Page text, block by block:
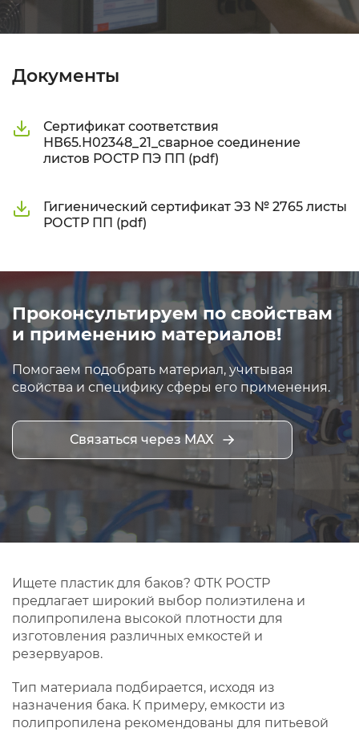
Документы
Сертификат соответствия
НВ65.Н02348_21_сварное соединение
листов РОСТР ПЭ ПП (pdf)
Гигиенический сертификат ЭЗ № 2765 листы
РОСТР ПП (pdf)
Проконсультируем по свойствам
и применению материалов!
Помогаем подобрать материал, учитывая
свойства и специфику сферы его применения.
Связаться через MAX
Ищете пластик для баков? ФТК РОСТР
предлагает широкий выбор полиэтилена и
полипропилена высокой плотности для
изготовления различных емкостей и
резервуаров.
Тип материала подбирается, исходя из
назначения бака. К примеру, емкости из
полипропилена рекомендованы для питьевой